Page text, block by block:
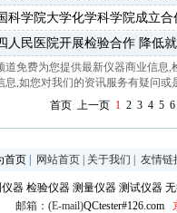
科学院大学化学科学院成立合
人民医院开展检验合作 降低
道免费为您提供最新仪器商业信息,
息,如您对我们的资讯服务有疑问或
首页 上一页1 2 3 4 5 6
首页 网站首页 关于我们 友情链
器 检验仪器 测量仪器 测试仪器
邮箱：(E-mail)QCtester#126.com